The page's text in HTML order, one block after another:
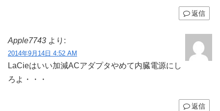
返信
Apple7743 より:
2014年9月14日 4:52 AM
LaCieはいい加減ACアダプタやめて内臓電源にし
ろよ・・・
返信